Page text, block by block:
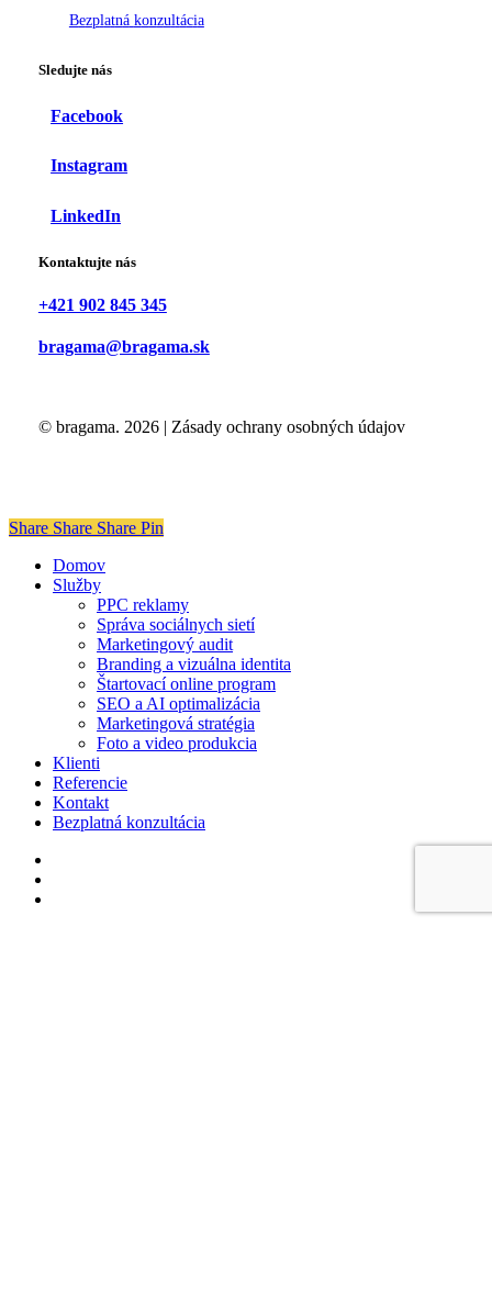
Bezplatná konzultácia
Sledujte nás
Facebook
Instagram
LinkedIn
Kontaktujte nás
+421 902 845 345
bragama@bragama.sk
© bragama. 2026| Zásady ochrany osobných údajov
Share
Share Share Share Pin
Close
Menu
Domov
Služby
PPC reklamy
Správa sociálnych sietí
Marketingový audit
Branding a vizuálna identita
Štartovací online program
SEO a AI optimalizácia
Marketingová stratégia
Foto a video produkcia
Klienti
Referencie
Kontakt
Bezplatná konzultácia